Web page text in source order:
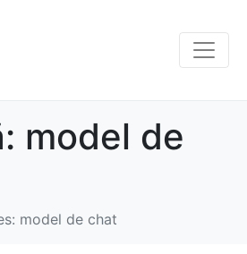
model de
model de chat